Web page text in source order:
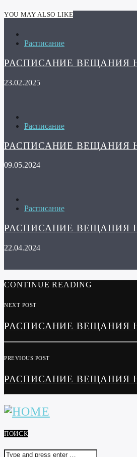
YOU MAY ALSO LIKE
Расписание
РАСПИСАНИЕ ВЕЩАНИЯ
23.02.2025
Расписание
РАСПИСАНИЕ ВЕЩАНИЯ
09.05.2024
Расписание
РАСПИСАНИЕ ВЕЩАНИЯ
22.04.2024
CONTINUE READING
NEXT POST
РАСПИСАНИЕ ВЕЩАНИЯ
PREVIOUS POST
РАСПИСАНИЕ ВЕЩАНИЯ
ПОИСК